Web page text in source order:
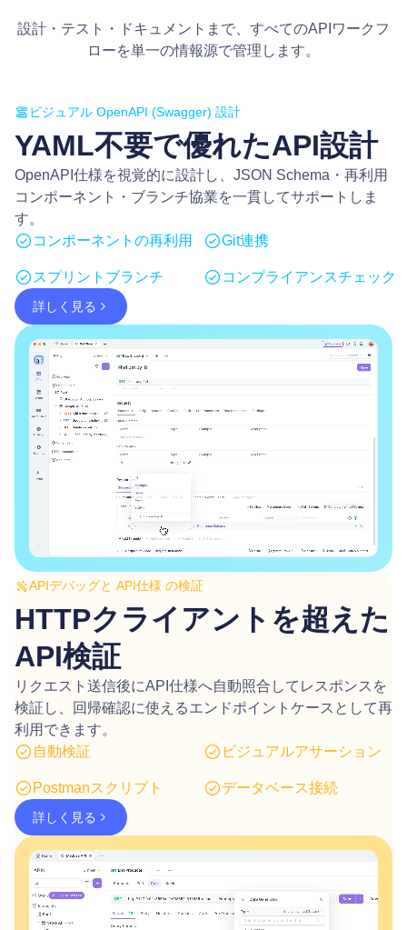
設計・テスト・ドキュメントまで、すべてのAPIワークフ
ローを単一の情報源で管理します。
ビジュアル OpenAPI (Swagger) 設計
YAML不要で優れたAPI設計
OpenAPI仕様を視覚的に設計し、JSON Schema・再利用
コンポーネント・ブランチ協業を一貫してサポートしま
す。
コンポーネントの再利用
Git連携
スプリントブランチ コンプライアンスチェック
詳しく見る
APIデバッグと API仕様 の検証
HTTPクライアントを超えた
API検証
リクエスト送信後にAPI仕様へ自動照合してレスポンスを
検証し、回帰確認に使えるエンドポイントケースとして再
利用できます。
自動検証
ビジュアルアサーション
Postmanスクリプト データベース接続
詳しく見る